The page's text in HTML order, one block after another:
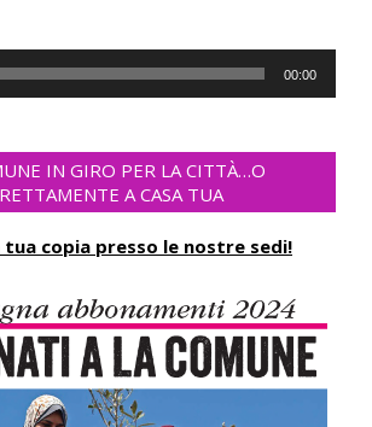
00:00
IN GIRO PER LA CITTÀ…O
A CASA TUA
tua copia presso le nostre sedi!